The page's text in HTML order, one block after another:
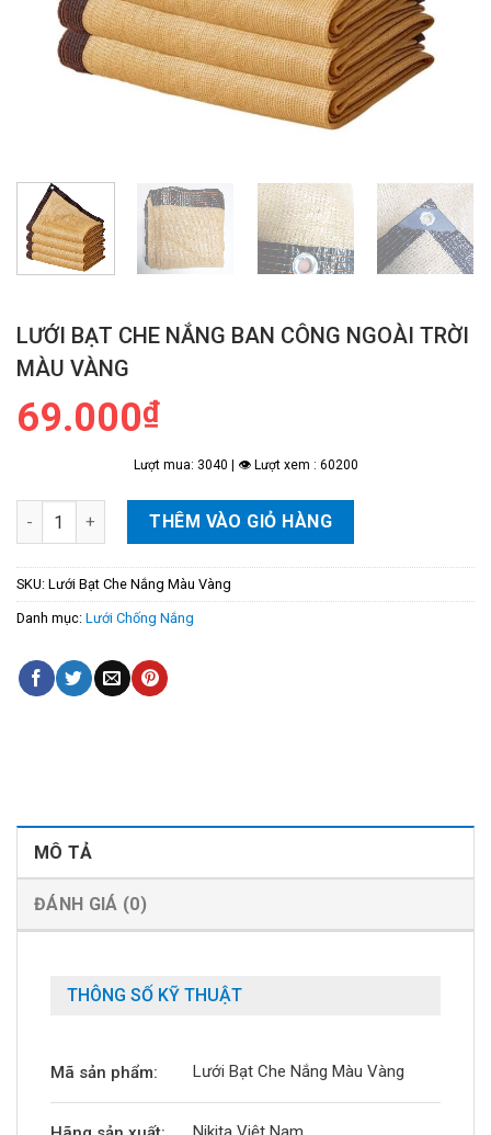
LƯỚI BẠT CHE NẮNG BAN CÔNG NGOÀI TRỜI
MÀU VÀNG
69.000₫
Lượt mua: 3040 | 👁 Lượt xem : 60200
Lưới Bạt Che Nắng Ban Công Ngoài Trời Màu Vàng số lượng
THÊM VÀO GIỎ HÀNG
SKU: Lưới Bạt Che Nắng Màu Vàng
Danh mục: Lưới Chống Nắng
MÔ TẢ
ĐÁNH GIÁ (0)
THÔNG SỐ KỸ THUẬT
Mã sản phẩm: Lưới Bạt Che Nắng Màu Vàng